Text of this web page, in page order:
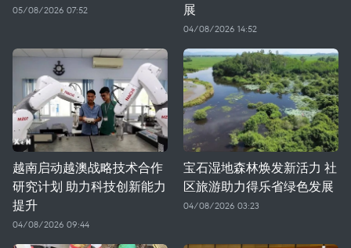
05/08/2026 07:52
展
04/08/2026 14:52
越南启动越澳战略技术合作
研究计划 助力科技创新能力
提升
04/08/2026 09:44
宝石湿地森林焕发新活力 社
区旅游助力得乐省绿色发展
04/08/2026 03:23